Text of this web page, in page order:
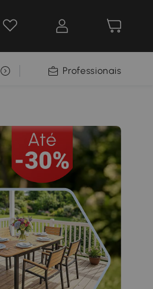
SELEÇÃO PREMIUMProfessionais